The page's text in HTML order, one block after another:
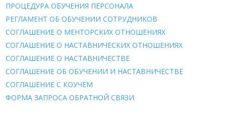
ПРОЦЕДУРА ОБУЧЕНИЯ ПЕРСОНАЛА
РЕГЛАМЕНТ ОБ ОБУЧЕНИИ СОТРУДНИКОВ
СОГЛАШЕНИЕ О МЕНТОРСКИХ ОТНОШЕНИЯХ
СОГЛАШЕНИЕ О НАСТАВНИЧЕСКИХ ОТНОШЕНИЯХ
СОГЛАШЕНИЕ О НАСТАВНИЧЕСТВЕ
СОГЛАШЕНИЕ ОБ ОБУЧЕНИИ И НАСТАВНИЧЕСТВЕ
СОГЛАШЕНИЕ С КОУЧЕМ
ФОРМА ЗАПРОСА ОБРАТНОЙ СВЯЗИ